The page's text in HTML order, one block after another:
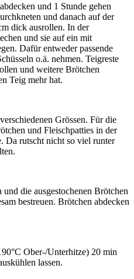
und 1 Stunde gehen
und danach auf der
dick ausrollen. In der
und sie auf ein mit
Dafür entweder passende
o.ä. nehmen. Teigreste
und weitere Brötchen
Teig mehr hat.
Grössen. Für die
und Fleischpatties in der
Da rutscht nicht so viel runter
die ausgestochenen Brötchen
bestreuen. Brötchen abdecken
Ober-/Unterhitze) 20 min
lassen.